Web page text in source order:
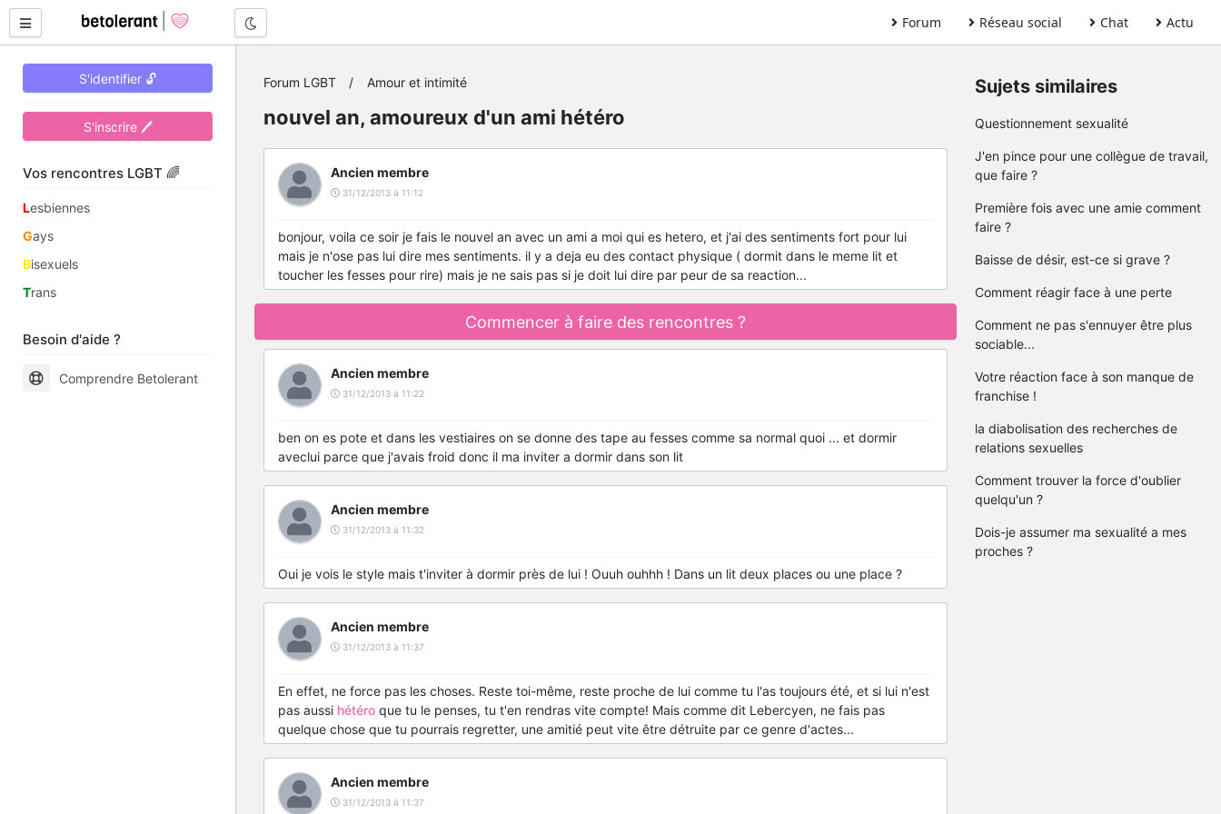
Forum Réseau social Chat Actu
S'identifier 🔓
S'inscrire 🖊
Vos rencontres LGBT 🌈
Lesbiennes
Gays
Bisexuels
Trans
Besoin d'aide ?
Comprendre Betolerant
Forum LGBT Amour et intimité
nouvel an, amoureux d'un ami hétéro
Ancien membre
31/12/2013 à 11:12
bonjour, voila ce soir je fais le nouvel an avec un ami a moi qui es hetero, et j'ai des sentiments fort pour lui
mais je n'ose pas lui dire mes sentiments. il y a deja eu des contact physique ( dormit dans le meme lit et
toucher les fesses pour rire) mais je ne sais pas si je doit lui dire par peur de sa reaction...
Commencer à faire des rencontres ?
Ancien membre
31/12/2013 à 11:22
ben on es pote et dans les vestiaires on se donne des tape au fesses comme sa normal quoi ... et dormir
aveclui parce que j'avais froid donc il ma inviter a dormir dans son lit
Ancien membre
31/12/2013 à 11:32
Oui je vois le style mais t'inviter à dormir près de lui ! Ouuh ouhhh ! Dans un lit deux places ou une place ?
Ancien membre
31/12/2013 à 11:37
En effet, ne force pas les choses. Reste toi-même, reste proche de lui comme tu l'as toujours été, et si lui n'est
pas aussi hétéro que tu le penses, tu t'en rendras vite compte! Mais comme dit Lebercyen, ne fais pas
quelque chose que tu pourrais regretter, une amitié peut vite être détruite par ce genre d'actes...
Ancien membre
31/12/2013 à 11:37
Sujets similaires
Questionnement sexualité
J'en pince pour une collègue de travail,
que faire ?
Première fois avec une amie comment
faire ?
Baisse de désir, est-ce si grave ?
Comment réagir face à une perte
Comment ne pas s'ennuyer être plus
sociable...
Votre réaction face à son manque de
franchise !
la diabolisation des recherches de
relations sexuelles
Comment trouver la force d'oublier
quelqu'un ?
Dois-je assumer ma sexualité a mes
proches ?